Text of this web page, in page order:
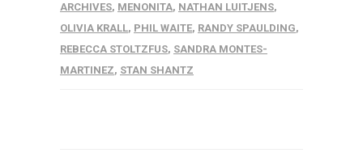
ARCHIVES, MENONITA, NATHAN LUITJENS,
OLIVIA KRALL, PHIL WAITE, RANDY SPAULDING,
REBECCA STOLTZFUS, SANDRA MONTES-
MARTINEZ, STAN SHANTZ